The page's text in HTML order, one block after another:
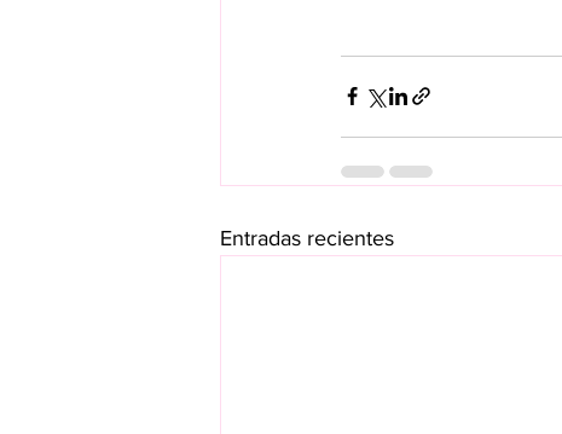
Entradas recientes